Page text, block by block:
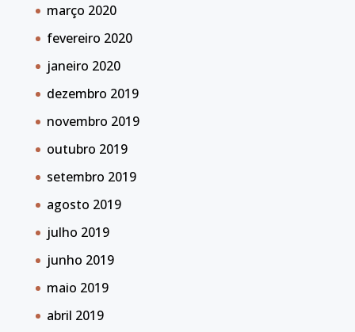
março 2020
fevereiro 2020
janeiro 2020
dezembro 2019
novembro 2019
outubro 2019
setembro 2019
agosto 2019
julho 2019
junho 2019
maio 2019
abril 2019